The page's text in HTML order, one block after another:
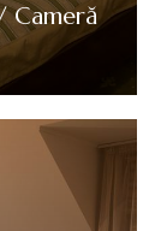
Cameră